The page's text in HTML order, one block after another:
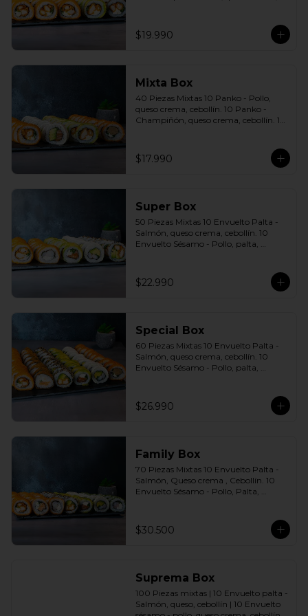
a elección soya o agridulce Bless + 3
palitos
$19.990
Mixta Box
40 Piezas Mixtas 10 Panko - Pollo,
queso crema, cebollín. 10 Panko -
Champiñón, queso crema, cebollín. 10
palta, cebollín. Incluye: 2 Salsa soya 2
Salsa agridulce Bless 3 palitos
$17.990
Super Box
50 Piezas Mixtas 10 Envuelto Palta -
Salmón, queso crema, cebollín. 10
Envuelto Sésamo - Pollo, palta,
Pollo, queso crema, cebollín. 10 Panko
- Camarón, queso crema, cebollín
$22.990
Special Box
60 Piezas Mixtas 10 Envuelto Palta -
Salmón, queso crema, cebollín. 10
Envuelto Sésamo - Pollo, palta,
Pollo, queso crema, cebollín. 10 Panko
- Champiñón, queso crema, cebollín.
$26.990
Family Box
70 Piezas Mixtas 10 Envuelto Palta -
Salmón, Queso crema , Cebollín. 10
Envuelto Sésamo - Pollo, Palta,
Ciboulette - Camarón, queso crema,
cebollín. 10 Panko - Pollo, Queso
7 Salsas a elección soya o agridulce
Bless + 6 palitos
$30.500
Suprema Box
100 Piezas mixtas | 10 Envuelto palta -
Salmón, queso, cebollín | 10 Envuelto